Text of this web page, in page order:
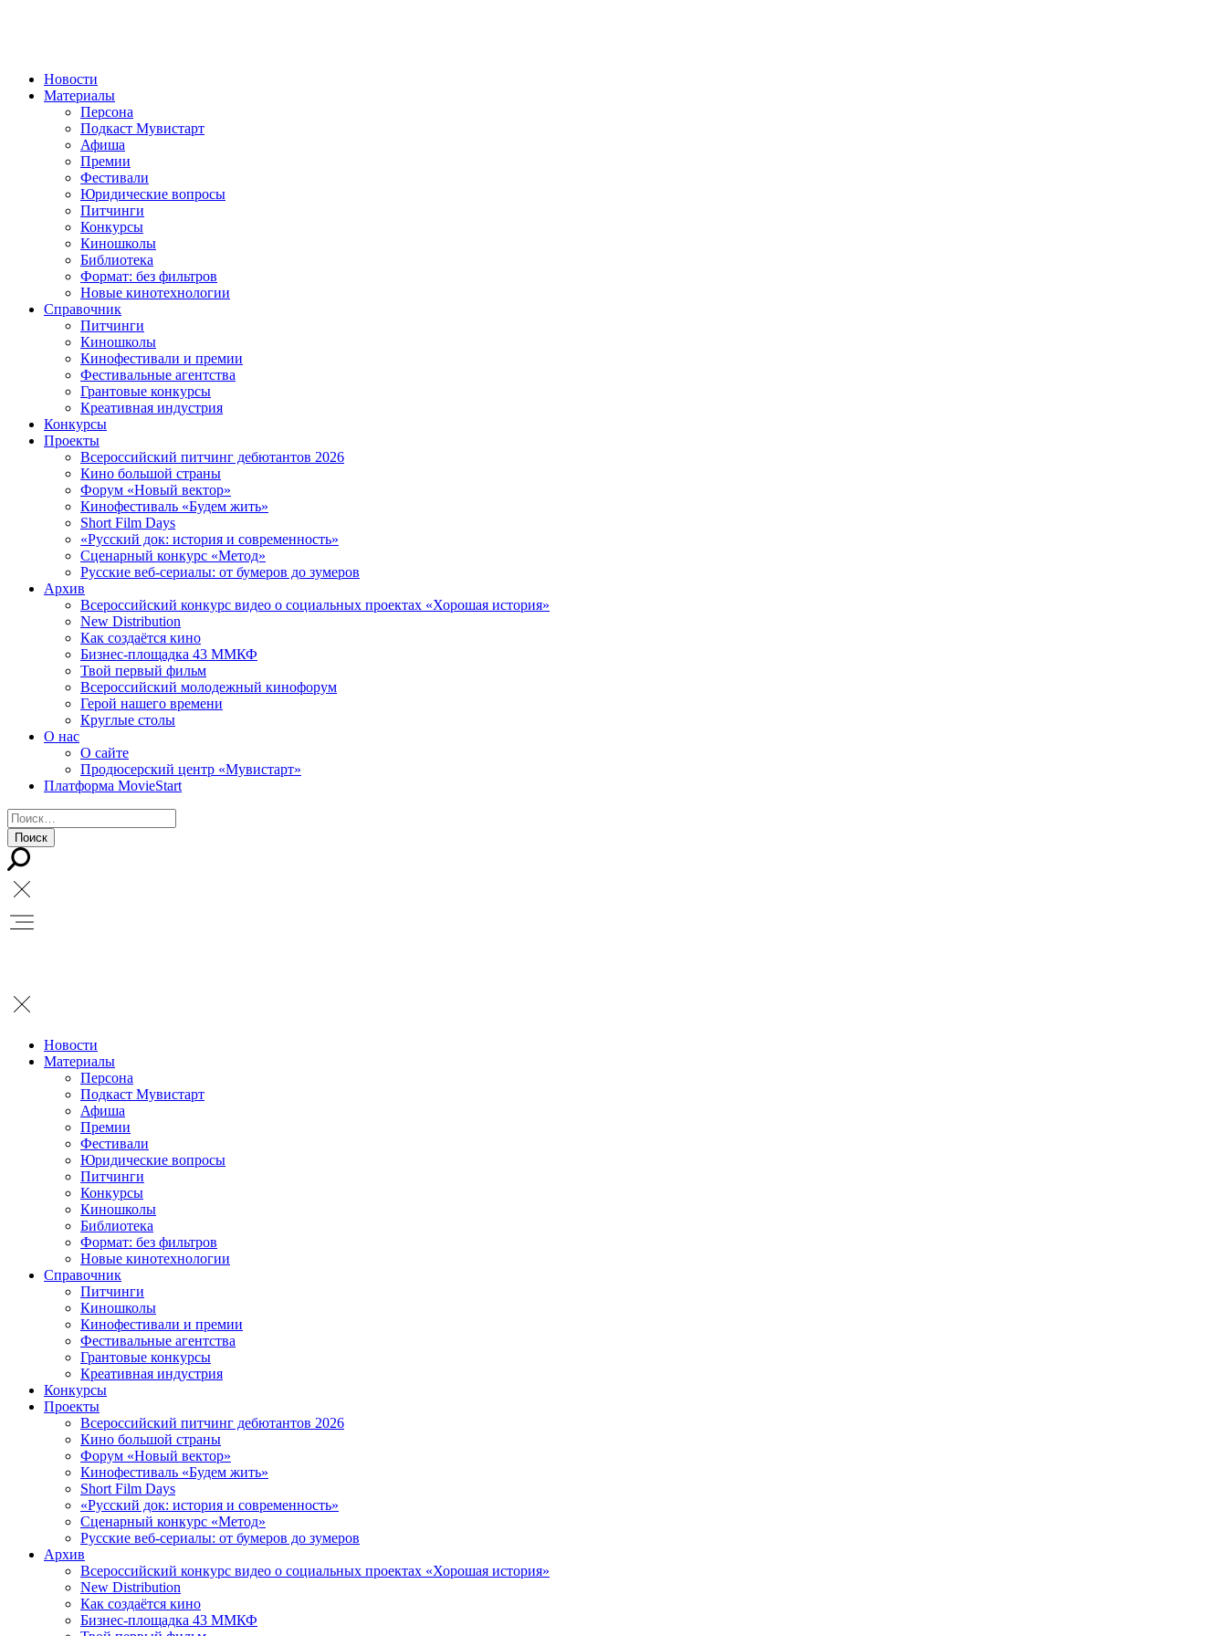
Новости
Материалы
Персона
Подкаст Мувистарт
Афиша
Премии
Фестивали
Юридические вопросы
Питчинги
Конкурсы
Киношколы
Библиотека
Формат: без фильтров
Новые кинотехнологии
Справочник
Питчинги
Киношколы
Кинофестивали и премии
Фестивальные агентства
Грантовые конкурсы
Креативная индустрия
Конкурсы
Проекты
Всероссийский питчинг дебютантов 2026
Кино большой страны
Форум «Новый вектор»
Кинофестиваль «Будем жить»
Short Film Days
«Русский док: история и современность»
Сценарный конкурс «Метод»
Русские веб-сериалы: от бумеров до зумеров
Архив
Всероссийский конкурс видео о социальных проектах «Хорошая история»
New Distribution
Как создаётся кино
Бизнес-площадка 43 ММКФ
Твой первый фильм
Всероссийский молодежный кинофорум
Герой нашего времени
Круглые столы
О нас
О сайте
Продюсерский центр «Мувистарт»
Платформа MovieStart
Новости
Материалы
Персона
Подкаст Мувистарт
Афиша
Премии
Фестивали
Юридические вопросы
Питчинги
Конкурсы
Киношколы
Библиотека
Формат: без фильтров
Новые кинотехнологии
Справочник
Питчинги
Киношколы
Кинофестивали и премии
Фестивальные агентства
Грантовые конкурсы
Креативная индустрия
Конкурсы
Проекты
Всероссийский питчинг дебютантов 2026
Кино большой страны
Форум «Новый вектор»
Кинофестиваль «Будем жить»
Short Film Days
«Русский док: история и современность»
Сценарный конкурс «Метод»
Русские веб-сериалы: от бумеров до зумеров
Архив
Всероссийский конкурс видео о социальных проектах «Хорошая история»
New Distribution
Как создаётся кино
Бизнес-площадка 43 ММКФ